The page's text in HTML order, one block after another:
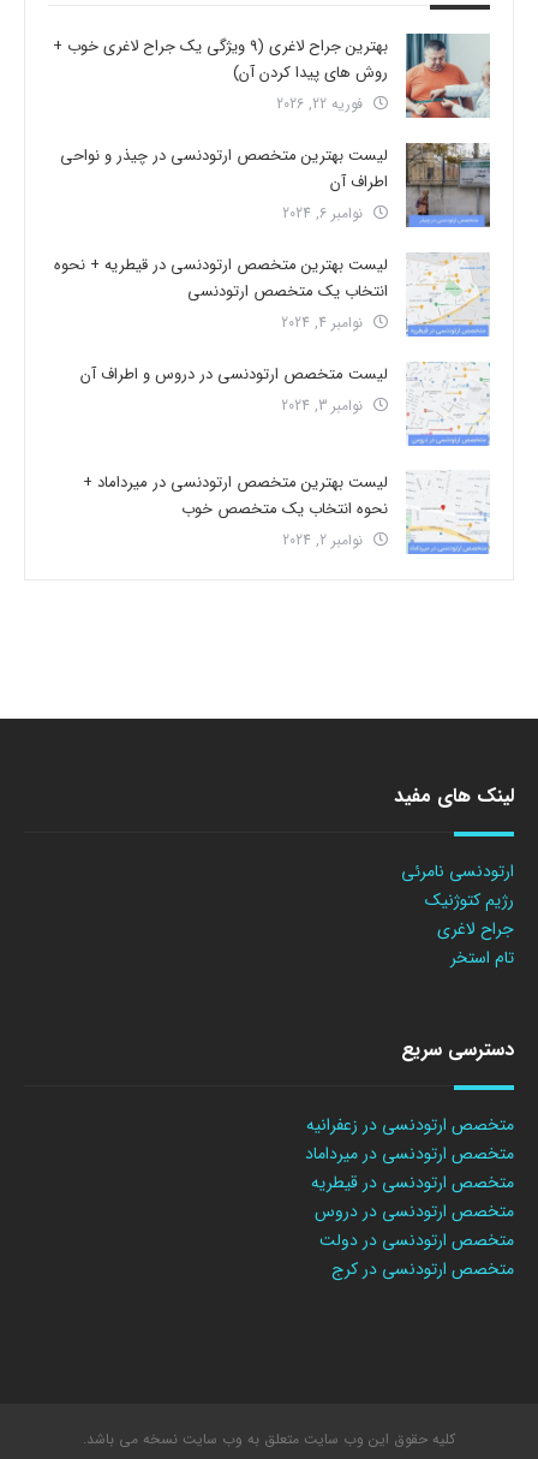
بهترین جراح لاغری (9 ویژگی یک جراح لاغری خوب +
روش های پیدا کردن آن)
فوریه 22, 2026
لیست بهترین متخصص ارتودنسی در چیذر و نواحی
اطراف آن
نوامبر 6, 2024
لیست بهترین متخصص ارتودنسی در قیطریه + نحوه
انتخاب یک متخصص ارتودنسی
نوامبر 4, 2024
لیست متخصص ارتودنسی در دروس و اطراف آن
نوامبر 3, 2024
لیست بهترین متخصص ارتودنسی در میرداماد +
نحوه انتخاب یک متخصص خوب
نوامبر 2, 2024
لینک های مفید
ارتودنسی نامرئی
رژیم کتوژنیک
جراح لاغری
تام استخر
دسترسی سریع
متخصص ارتودنسی در زعفرانیه
متخصص ارتودنسی در میرداماد
متخصص ارتودنسی در قیطریه
متخصص ارتودنسی در دروس
متخصص ارتودنسی در دولت
متخصص ارتودنسی در کرج
کلیه حقوق این وب سایت متعلق به وب سایت نسخه می باشد.